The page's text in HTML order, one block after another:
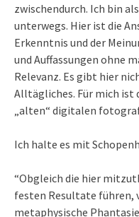
zwischendurch. Ich bin
unterwegs. Hier ist die
Erkenntnis und der
und Auffassungen ohne
Relevanz. Es gibt hier
Alltägliches. Für mich ist
„alten“ digitalen
Ich halte es mit
“Obgleich die hier
festen Resultate führen,
metaphysische